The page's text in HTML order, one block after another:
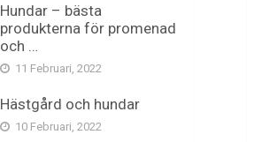
Hundar – bästa
produkterna för promenad
och …
11 Februari, 2022
Hästgård och hundar
10 Februari, 2022